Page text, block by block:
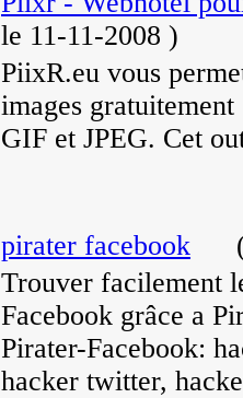
le 11-11-2008 )
PiixR.eu vous
images
GIF et JPEG. Cet
pirater facebook
Trouver facilement
Facebook grâce a
Pirater-Facebook:
hacker twitter,